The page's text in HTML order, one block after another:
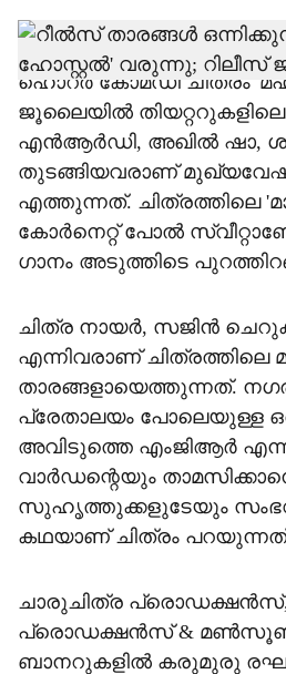
h
a
r
e
സോഷ്യല്‍ മീഡിയ താരങ്ങള്‍
ഹൊറര്‍ കോമഡി ചിത്രം
ജൂലൈയില്‍
എന്‍ആര്‍ഡി, അഖില്‍ ഷാ,
തുടങ്ങിയവരാണ്
എത്തുന്നത്. ചിത്രത്തിലെ
കോര്‍നെറ്റ് പോല്‍
ഗാനം അടുത്തിടെ
ചിത്ര നായര്‍, സജിന്‍
എന്നിവരാണ് ചിത്രത്തിലെ
താരങ്ങളായെത്തുന്നത്.
പ്രേതാലയം പോലെയുള്ള
അവിടുത്തെ എംജിആര്‍
വാര്‍ഡന്റെയും
സുഹൃത്തുക്കളുടേയും
കഥയാണ് ചിത്രം
ചാരുചിത്ര
പ്രൊഡക്ഷന്‍സ് & മണ്‍സൂണ്‍
ബാനറുകളില്‍ കരുമുരു